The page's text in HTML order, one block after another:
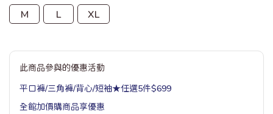
M
L XL
此商品參與的優惠活動
平口褲/三角褲/背心/短袖★任選5件$699
全館加價購商品享優惠